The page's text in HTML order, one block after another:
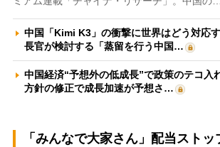
中国「Kimi K3」の衝撃に世界はどう対応
長官が検討する「蒸留を行う中国…
中国経済“予想外の低成長”で政策のテコ
方針の修正で成長加速が予想さ…
「みんなで大家さん」配当スト